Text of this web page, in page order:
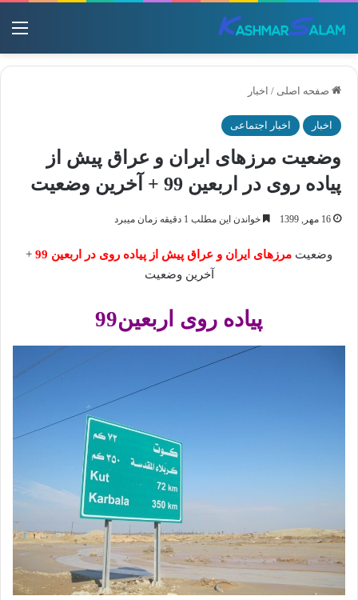
صفحه اصلی / اخبار
اخبار اخبار اجتماعی
وضعیت مرزهای ایران و عراق پیش از
پیاده روی در اربعین 99 + آخرین وضعیت
16 مهر, 1399 خواندن این مطلب 1 دقیقه زمان میبرد
وضعیت مرزهای ایران و عراق پیش از پیاده روی در اربعین 99
+
آخرین وضعیت
پیاده روی اربعین99